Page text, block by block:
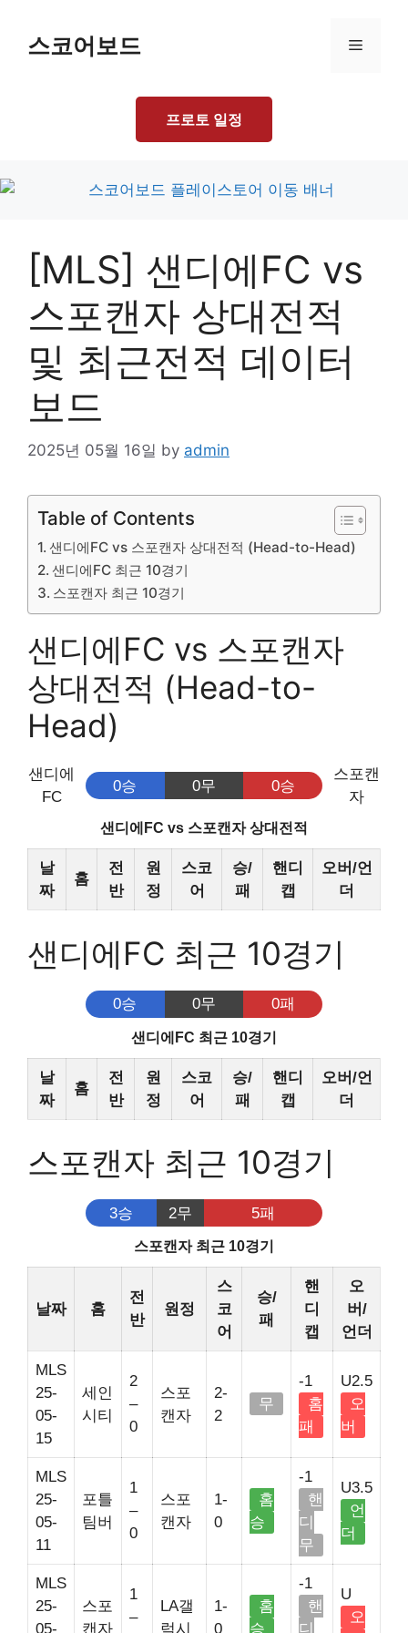
content스코어보드 Menu
프로토 일정
[MLS] 샌디에FC vs
스포캔자 상대전적
및 최근전적 데이터
보드
2025년 05월 16일 by admin
Table of Contents
샌디에FC vs 스포캔자 상대전적 (Head-to-Head)
샌디에FC 최근 10경기
스포캔자 최근 10경기
샌디에FC vs 스포캔자
상대전적 (Head-to-
Head)
샌디에
FC
0승 0무 0승
스포캔
자
샌디에FC vs 스포캔자 상대전적
날
짜
홈
전
반
원
정
스코
어
승/
패
핸디
캡
오버/언
더
샌디에FC 최근 10경기
0승 0무 0패
샌디에FC 최근 10경기
날
짜
홈
전
반
원
정
스코
어
승/
패
핸디
캡
오버/언
더
스포캔자 최근 10경기
3승 2무 5패
스포캔자 최근 10경기
날짜 홈
전
반
원정
스
코
어
승/
패
핸
디
캡
오
버/
언더
MLS
25-
05-
15
세인
시티
2
–
0
스포
캔자
2-
2
무
-1
홈
패
U2.5
오
버
MLS
25-
05-
11
포틀
팀버
1
–
0
스포
캔자
1-
0
홈
승
-1
핸
디
무
U3.5
언
더
MLS
25-
05-
스포
캔자
1
–
LA갤
럭시
1-
0
홈
승
-1
핸
디
U
오